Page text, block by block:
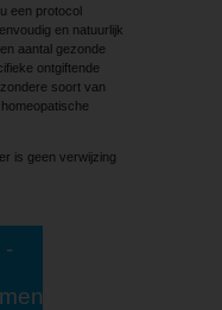
een protocol
en natuurlijk
aantal gezonde
ontgiftende
soort van
is geen verwijzing
-